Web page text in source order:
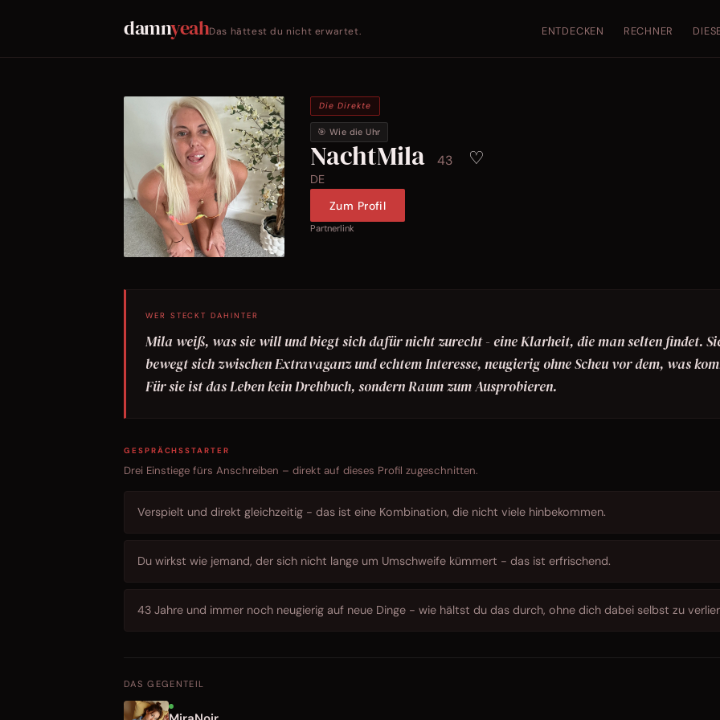
damnyeahDas hättest du nicht erwartet. ENTDECKEN RECHNER
Die Direkte
🎯 Wie die Uhr
NachtMila 43 ♡
DE
Zum Profil
Partnerlink
WER STECKT DAHINTER
Mila weiß, was sie will und biegt sich dafür nicht zurecht - eine Klarheit, die man selten findet.
bewegt sich zwischen Extravaganz und echtem Interesse, neugierig ohne Scheu vor dem, was
Für sie ist das Leben kein Drehbuch, sondern Raum zum Ausprobieren.
GESPRÄCHSSTARTER
Drei Einstiege fürs Anschreiben – direkt auf dieses Profil zugeschnitten.
Verspielt und direkt gleichzeitig - das ist eine Kombination, die nicht viele hinbekommen.
Du wirkst wie jemand, der sich nicht lange um Umschweife kümmert - das ist erfrischend.
43 Jahre und immer noch neugierig auf neue Dinge - wie hältst du das durch, ohne dich dabei selbst zu
DAS GEGENTEIL